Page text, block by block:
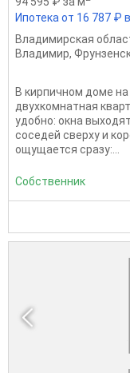
Ипотека от 16 787 ₽
Владимирская
Владимир,
В кирпичном доме
двухкомнатная
удобно: окна
соседей сверху и
ощущается сразу:...
Собственник